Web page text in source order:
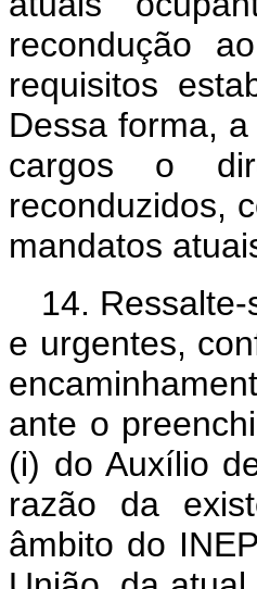
recondução
requisitos
Dessa forma,
cargos o
reconduzidos,
mandatos
14.
e urgentes,
ante o
(i) do Auxílio
razão da
âmbito do